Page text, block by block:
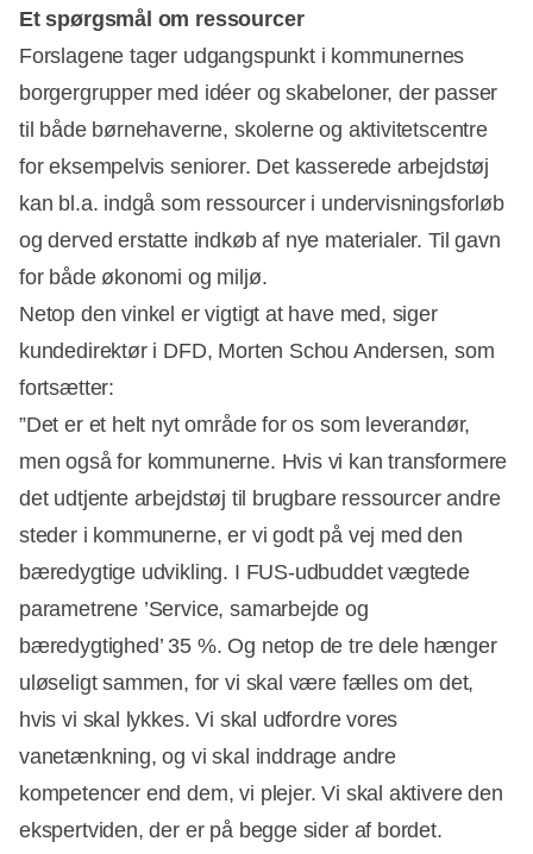
Et spørgsmål om ressourcer
Forslagene tager udgangspunkt i kommunernes
borgergrupper med idéer og skabeloner, der passer
til både børnehaverne, skolerne og aktivitetscentre
for eksempelvis seniorer. Det kasserede arbejdstøj
kan bl.a. indgå som ressourcer i undervisningsforløb
og derved erstatte indkøb af nye materialer. Til gavn
for både økonomi og miljø.
Netop den vinkel er vigtigt at have med, siger
kundedirektør i DFD, Morten Schou Andersen, som
fortsætter:
”Det er et helt nyt område for os som leverandør,
men også for kommunerne. Hvis vi kan transformere
det udtjente arbejdstøj til brugbare ressourcer andre
steder i kommunerne, er vi godt på vej med den
bæredygtige udvikling. I FUS-udbuddet vægtede
parametrene ’Service, samarbejde og
bæredygtighed’ 35 %. Og netop de tre dele hænger
uløseligt sammen, for vi skal være fælles om det,
hvis vi skal lykkes. Vi skal udfordre vores
vanetænkning, og vi skal inddrage andre
kompetencer end dem, vi plejer. Vi skal aktivere den
ekspertviden, der er på begge sider af bordet.